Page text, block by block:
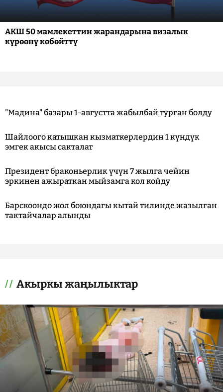
АКШ 50 мамлекеттин жарандарына визалык
күрөөнү көбөйттү
"Мадина" базары 1-августта жабылбай турган болду
Шайлоого катышкан кызматкерлердин 1 күндүк
эмгек акысы сакталат
Президент браконьерлик үчүн 7 жылга чейин
эркинен ажыраткан мыйзамга кол койду
Барскоондо жол боюндагы кытай тилинде жазылган
тактайчалар алынды
Акыркы жаңылыктар